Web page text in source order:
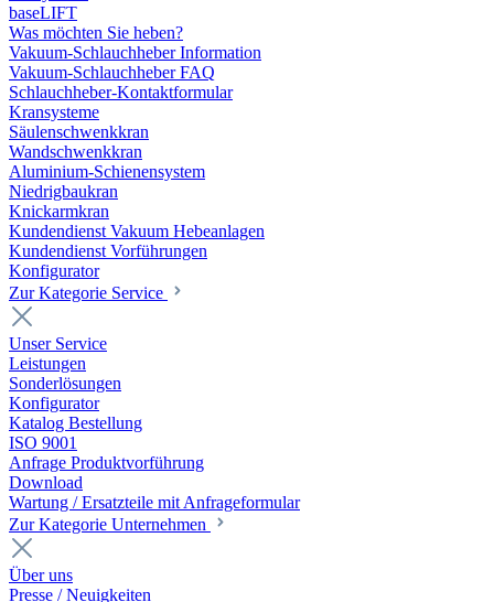
baseLIFT
Was möchten Sie heben?
Vakuum-Schlauchheber Information
Vakuum-Schlauchheber FAQ
Schlauchheber-Kontaktformular
Kransysteme
Säulenschwenkkran
Wandschwenkkran
Aluminium-Schienensystem
Niedrigbaukran
Knickarmkran
Kundendienst Vakuum Hebeanlagen
Kundendienst Vorführungen
Konfigurator
Zur Kategorie Service
Unser Service
Leistungen
Sonderlösungen
Konfigurator
Katalog Bestellung
ISO 9001
Anfrage Produktvorführung
Download
Wartung / Ersatzteile mit Anfrageformular
Zur Kategorie Unternehmen
Über uns
Presse / Neuigkeiten